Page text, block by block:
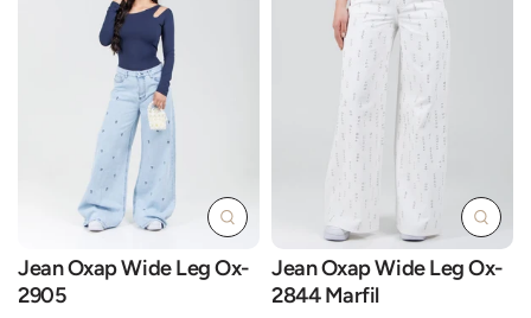
Jean Oxap Wide Leg Ox-
2905
Jean Oxap Wide Leg Ox-
2844 Marfil